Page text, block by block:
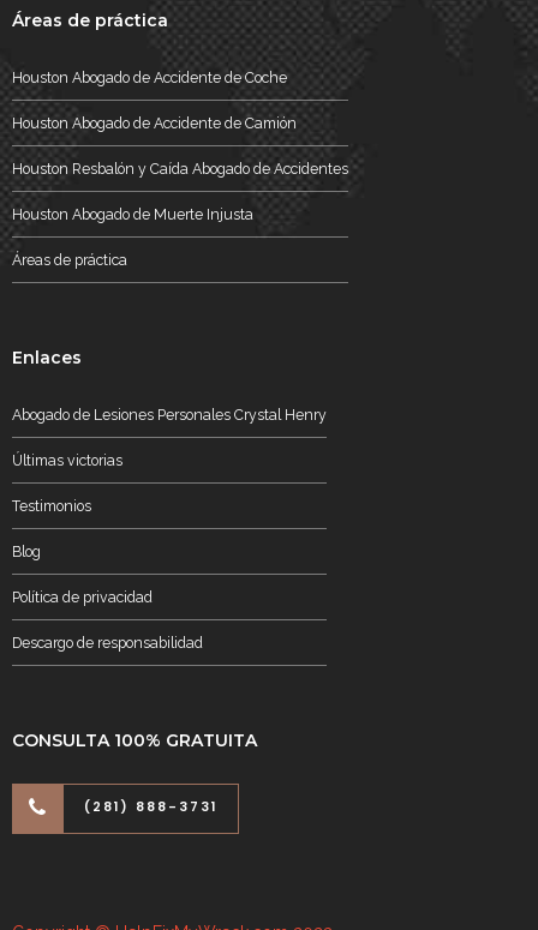
Áreas de práctica
Houston Abogado de Accidente de Coche
Houston Abogado de Accidente de Camión
Houston Resbalón y Caída Abogado de Accidentes
Houston Abogado de Muerte Injusta
Áreas de práctica
Enlaces
Abogado de Lesiones Personales Crystal Henry
Últimas victorias
Testimonios
Blog
Política de privacidad
Descargo de responsabilidad
CONSULTA 100% GRATUITA
(281) 888-3731